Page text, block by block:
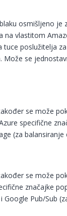
osmišljeno je
na vlastitom
tuce poslužitelja
Može se
se može
specifične
(za
se može
značajke
Google Pub/Sub